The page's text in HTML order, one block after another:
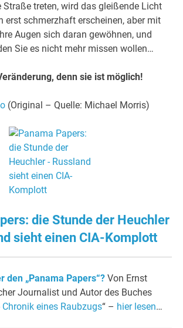
Straße treten, wird das gleißende Licht
erst schmerzhaft erscheinen, aber mit
Augen sich daran gewöhnen, und
Sie es nicht mehr missen wollen…
denn sie ist möglich!
(Original – Quelle: Michael Morris)
die Stunde der Heuchler
sieht einen CIA-Komplott
den „Panama Papers“? Von Ernst
Journalist und Autor des Buches
eines Raubzugs“ – hier lesen…